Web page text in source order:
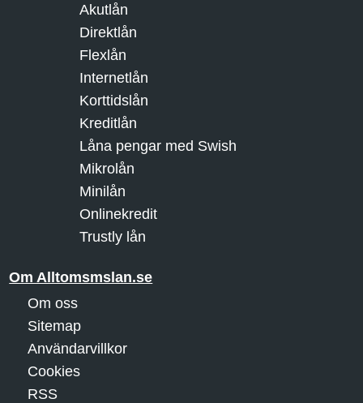
Akutlån
Direktlån
Flexlån
Internetlån
Korttidslån
Kreditlån
Låna pengar med Swish
Mikrolån
Minilån
Onlinekredit
Trustly lån
Om Alltomsmslan.se
Om oss
Sitemap
Användarvillkor
Cookies
RSS